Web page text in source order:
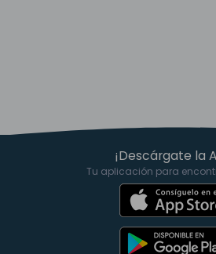
¡Descárgate la
Tu aplicación para